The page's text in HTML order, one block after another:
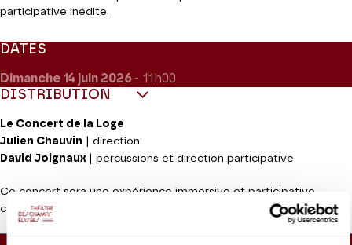
participative inédite.
DATES
Dimanche 14 juin 2026 - 11h00
DISTRIBUTION
Le Concert de la Loge
Julien Chauvin | direction
David Joignaux
| percussions et direction participative
Ce concert sera une expérience immersive et participative
conçue pour un public d’enfants et de familles.